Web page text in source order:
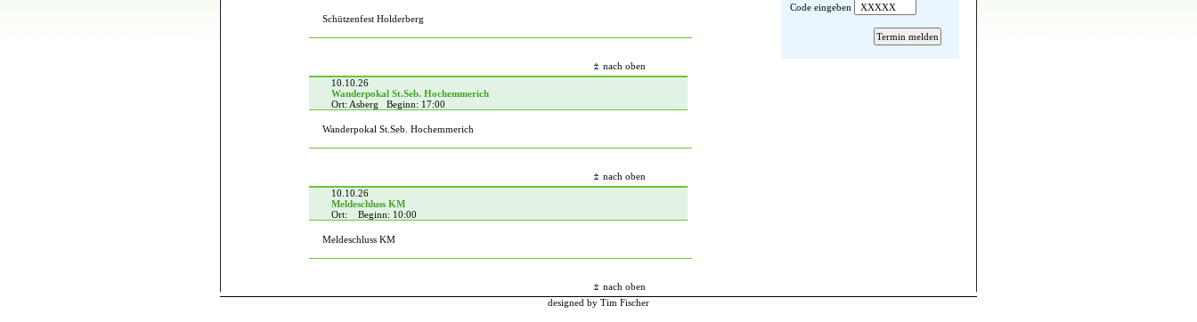
Code eingeben
Schützenfest Holderberg
nach oben
10.10.26
Wanderpokal St.Seb. Hochemmerich
Ort: Asberg Beginn: 17:00
Wanderpokal St.Seb. Hochemmerich
nach oben
10.10.26
Meldeschluss KM
Ort: Beginn: 10:00
Meldeschluss KM
nach oben
designed by Tim Fischer